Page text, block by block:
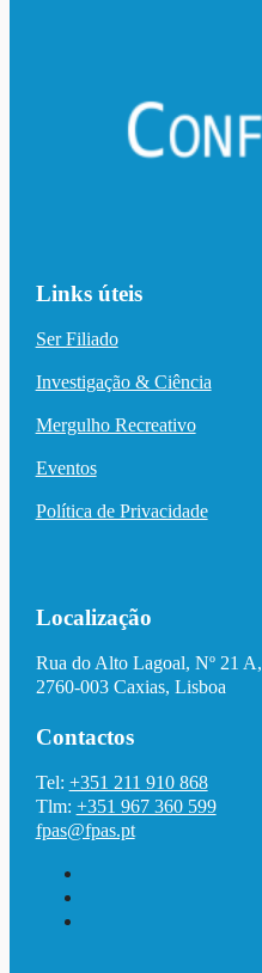
Links úteis
Ser Filiado
Investigação & Ciência
Mergulho Recreativo
Eventos
Política de Privacidade
Localização
Rua do Alto Lagoal, Nº 21 A,
2760-003 Caxias, Lisboa
Contactos
Tel: +351 211 910 868
Tlm: +351 967 360 599
fpas@fpas.pt